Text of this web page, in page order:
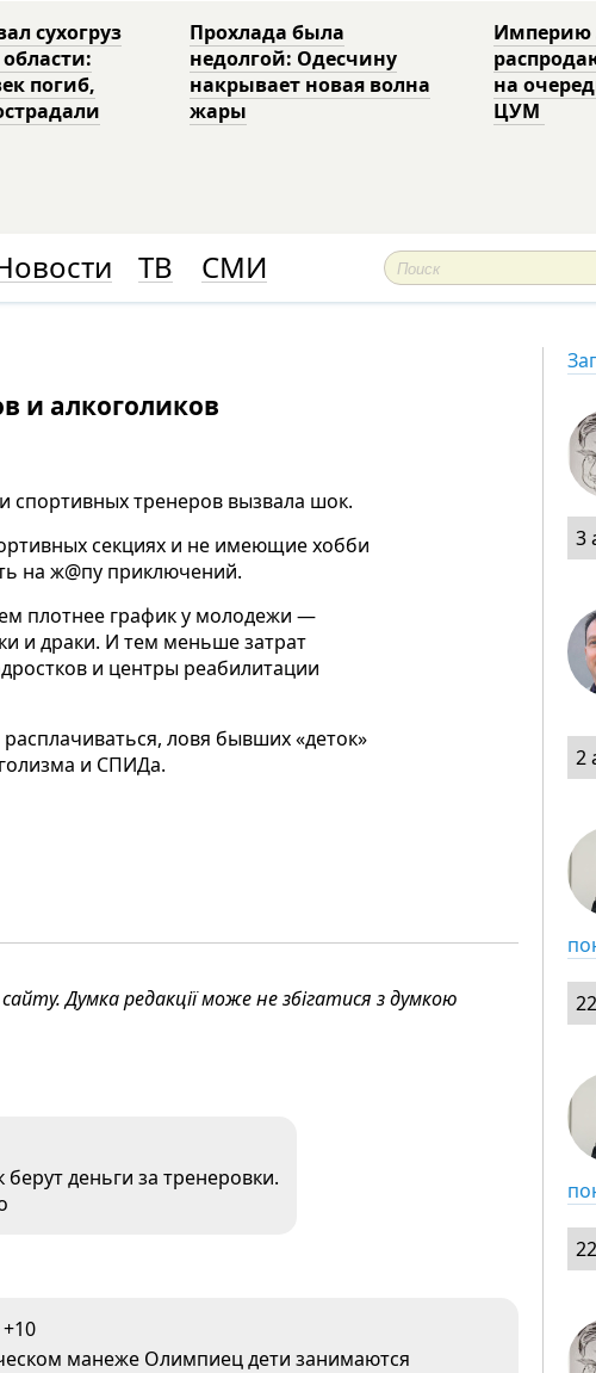
сухогруз
погиб,
Прохлада была
недолгой: Одесчину
накрывает новая волна
жары
Империю
на
ЦУМ
ТВ СМИ
и алкоголиков
спортивных тренеров вызвала шок.
секциях и не имеющие хобби
на ж@пу приключений.
плотнее график у молодежи —
и драки. И тем меньше затрат
и центры реабилитации
ловя бывших «деток»
и СПИДа.
Думка редакції може не збігатися з думкою
деньги за тренеровки.
+10
манеже Олимпиец дети занимаются
3
2